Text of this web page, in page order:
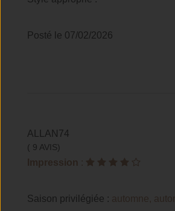
Posté le 07/02/2026
ALLAN74
( 9 AVIS)
Impression :
Saison privilégiée : automne,